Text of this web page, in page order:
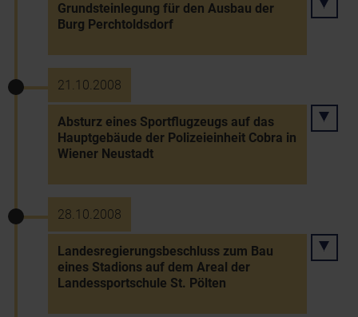
Grundsteinlegung für den Ausbau der
Burg Perchtoldsdorf
21.10.2008
Absturz eines Sportflugzeugs auf das
Hauptgebäude der Polizeieinheit Cobra in
Wiener Neustadt
28.10.2008
Landesregierungsbeschluss zum Bau
eines Stadions auf dem Areal der
Landessportschule St. Pölten